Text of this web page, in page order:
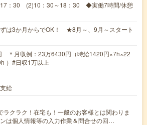
17：30 (2)10：30～18：30 ◆実働7時間/休憩
ずは3か月からでOK！ ★8月～、9月～スタート
＊月収例：23万6430円（時給1420円×7h×22
）#日収1万以上
給
ラクラク！在宅も！一般のお客様とは関わりま
は個人情報等の入力作業＆問合せの回…